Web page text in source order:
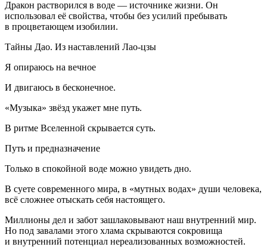
Дракон растворился в воде — источнике жизни. Он
использовал её свойства, чтобы без усилий пребывать
в процветающем изобилии.
Тайны Дао. Из наставлений Лао-цзы
Я опираюсь на вечное
И двигаюсь в бесконечное.
«Музыка» звёзд укажет мне путь.
В ритме Вселенной скрывается суть.
Путь и предназначение
Только в спокойной воде можно увидеть дно.
В суете современного мира, в «мутных водах» души человека,
всё сложнее отыскать себя настоящего.
Миллионы дел и забот зашлаковывают наш внутренний мир.
Но под завалами этого хлама скрываются сокровища
и внутренний потенциал нереализованных возможностей.